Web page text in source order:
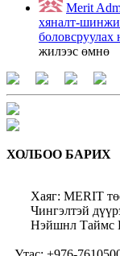
Merit
хяналт-
боловсруулах
жилээс өмнө
ХОЛБОО БАРИХ
Хаяг: MERIT
Чингэлтэй
Нэйшнл Таймс